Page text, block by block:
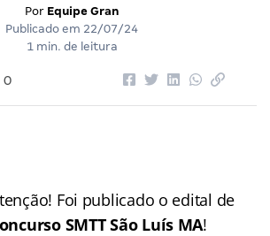
Por Equipe Gran
Publicado em 22/07/24
1 min. de leitura
0
Foi publicado o edital de
SMTT São Luís MA!